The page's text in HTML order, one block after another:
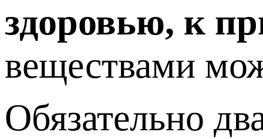
здоровью, к
веществами
Обязательно